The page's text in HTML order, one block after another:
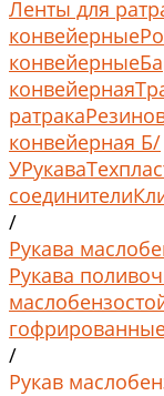
Ленты для
конвейерные
конвейерные
конвейерная
ратрака
конвейерная Б/
УРукава
соединители
/
Рукава
Рукава
/
Рукав